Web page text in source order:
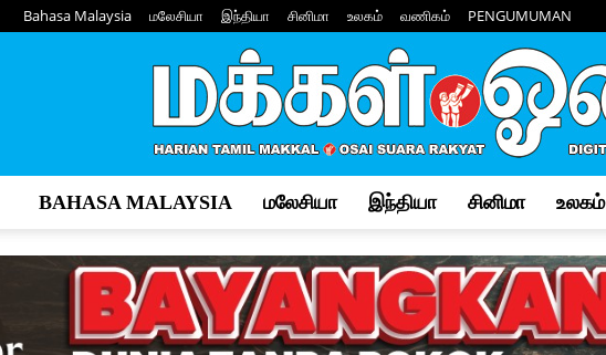
Bahasa Malaysia மலேசியா இந்தியா சினிமா உலகம் வணிகம் PENGUMUMAN
BAHASA MALAYSIA மலேசியா இந்தியா சினிமா உலகம்